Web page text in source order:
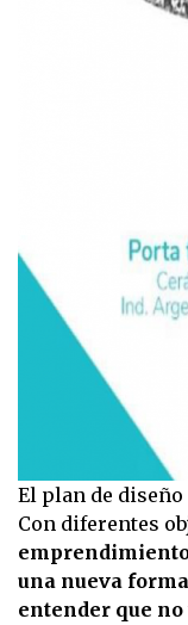
El plan de diseño
Con diferentes
una nueva
entender que no